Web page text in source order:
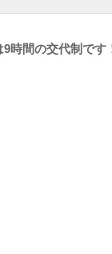
時間の交代制で